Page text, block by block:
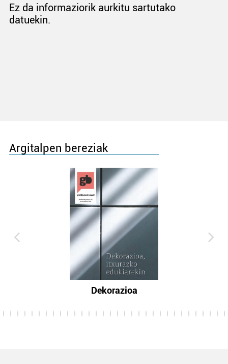
Ez da informaziorik aurkitu sartutako
datuekin.
Argitalpen bereziak
Dekorazioa